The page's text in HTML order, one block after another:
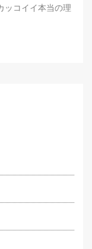
ッコイイ本当の理